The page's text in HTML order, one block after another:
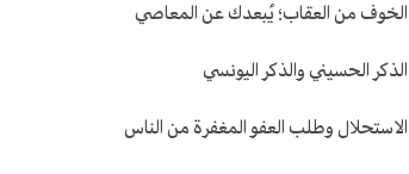
الخوف من العقاب؛ يُبعدك عن المعاصي
الذكر الحسيني والذكر اليونسي
الاستحلال وطلب العفو المغفرة من الناس